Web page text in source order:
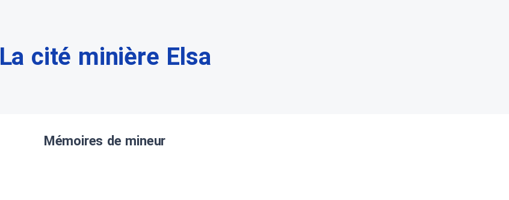
La cité minière Elsa
Mémoires de mineur